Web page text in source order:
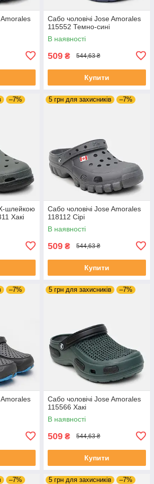
Amorales
Сабо чоловічі Jose Amorales
115552 Темно-сині
В наявності
509 ₴ 544,63 ₴
Купити
–7%
шлейкою
Хакі
5 грн для захисників –7%
Сабо чоловічі Jose Amorales
118112 Сірі
В наявності
509 ₴ 544,63 ₴
Купити
–7%
Amorales
5 грн для захисників –7%
Сабо чоловічі Jose Amorales
115566 Хакі
В наявності
509 ₴ 544,63 ₴
Купити
–7% 5 грн для захисників –7%